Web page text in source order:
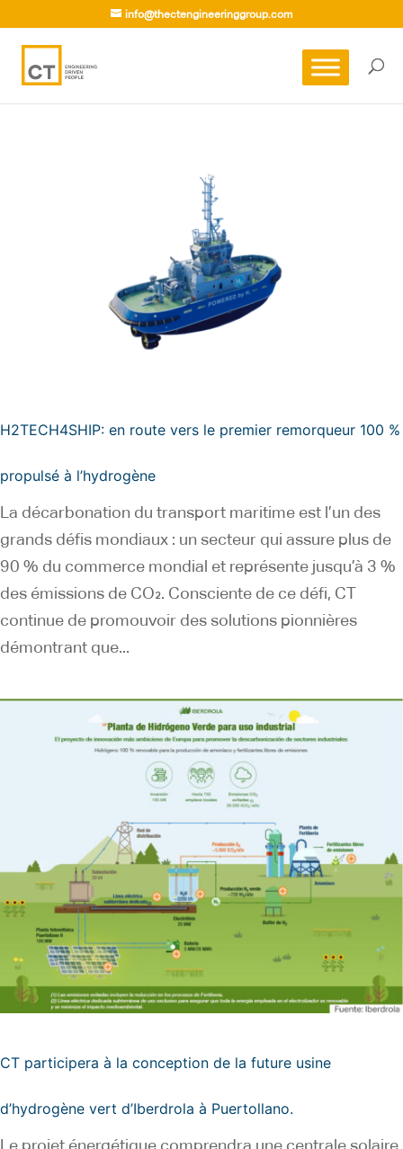
info@thectengineeringgroup.com
H2TECH4SHIP: en route vers le premier remorqueur 100 %
propulsé à l’hydrogène
La décarbonation du transport maritime est l’un des
grands défis mondiaux : un secteur qui assure plus de
90 % du commerce mondial et représente jusqu’à 3 %
des émissions de CO₂. Consciente de ce défi, CT
continue de promouvoir des solutions pionnières
démontrant que...
CT participera à la conception de la future usine
d’hydrogène vert d’Iberdrola à Puertollano.
Le projet énergétique comprendra une centrale solaire